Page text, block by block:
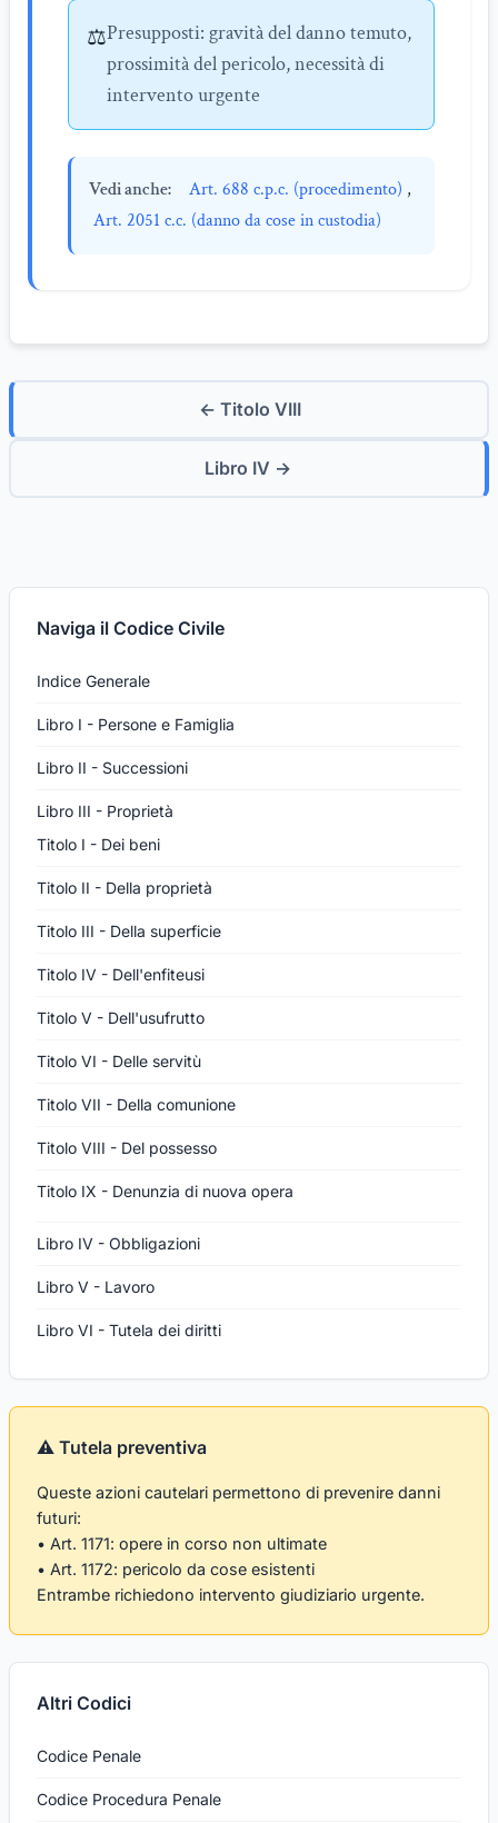
⚖️Presupposti: gravità del danno temuto,
prossimità del pericolo, necessità di
intervento urgente
Vedi anche: Art. 688 c.p.c. (procedimento) ,
Art. 2051 c.c. (danno da cose in custodia)
← Titolo VIII
Libro IV →
Naviga il Codice Civile
Indice Generale
Libro I - Persone e Famiglia
Libro II - Successioni
Libro III - Proprietà
Titolo I - Dei beni
Titolo II - Della proprietà
Titolo III - Della superficie
Titolo IV - Dell'enfiteusi
Titolo V - Dell'usufrutto
Titolo VI - Delle servitù
Titolo VII - Della comunione
Titolo VIII - Del possesso
Titolo IX - Denunzia di nuova opera
Libro IV - Obbligazioni
Libro V - Lavoro
Libro VI - Tutela dei diritti
⚠️ Tutela preventiva
Queste azioni cautelari permettono di prevenire danni
futuri:
• Art. 1171: opere in corso non ultimate
• Art. 1172: pericolo da cose esistenti
Entrambe richiedono intervento giudiziario urgente.
Altri Codici
Codice Penale
Codice Procedura Penale